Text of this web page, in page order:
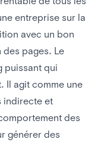
entreprise sur la
avec un bon
pages. Le
puissant qui
Il agit comme une
indirecte et
des
générer des